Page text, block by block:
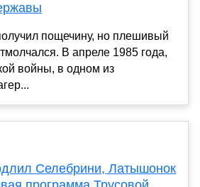
пощечину, но плешивый
В апреле 1985 года,
войны, в одном из
Селебрини, Латышонок